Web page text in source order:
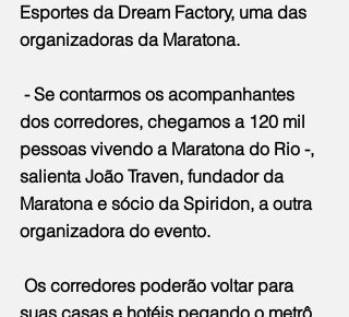
Esportes da Dream Factory, uma das
organizadoras da Maratona.
- Se contarmos os acompanhantes
dos corredores, chegamos a 120 mil
pessoas vivendo a Maratona do Rio -,
salienta João Traven, fundador da
Maratona e sócio da Spiridon, a outra
organizadora do evento.
Os corredores poderão voltar para